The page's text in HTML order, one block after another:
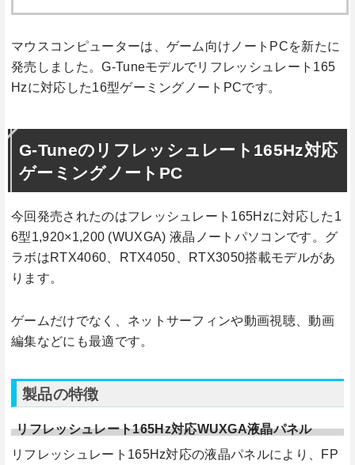
マウスコンピューターは、ゲーム向けノートPCを新たに
発売しました。G-Tuneモデルでリフレッシュレート165
Hzに対応した16型ゲーミングノートPCです。
G-Tuneのリフレッシュレート165Hz対応
ゲーミングノートPC
今回発売されたのはフレッシュレート165Hzに対応した1
6型1,920×1,200 (WUXGA) 液晶ノートパソコンです。グ
ラボはRTX4060、RTX4050、RTX3050搭載モデルがあ
ります。
ゲームだけでなく、ネットサーフィンや動画視聴、動画
編集などにも最適です。
製品の特徴
リフレッシュレート165Hz対応WUXGA液晶パネル
リフレッシュレート165Hz対応の液晶パネルにより、FP